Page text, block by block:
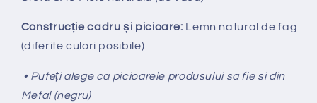
Construcție cadru și picioare: Lemn natural de fag
(diferite culori posibile)
• Puteți alege ca picioarele produsului sa fie si din
Metal (negru)